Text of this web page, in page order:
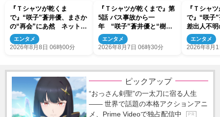
『Ｔシャツが乾くま
で』“咲子”蒼井優、まさか
の“再会”にあ然 ネットも
動揺「びっくりした!!」
「今さら?!」（ネタバレあ
エンタメ
2026年8月8日 06時00分
『Ｔシャツが乾くまで』第
5話 バス事故から一
年 “咲子”蒼井優と“樹
生”中島歩は心を許しあえ
る関係に
エンタメ
2026年8月7日 06時30分
『Ｔシャ
で』“咲子
差出人不
衝撃「予
っっっど
エンタメ
2026年8月
ピックアップ
“おっさん剣聖”の一太刀に宿る人生
―― 世界で話題の本格アクションアニ
メ、Prime Videoで独占配信中
P R